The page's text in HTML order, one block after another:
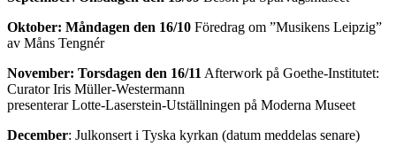
Oktober: Måndagen den 16/10 Föredrag om ”Musikens Leipzig”
av Måns Tengnér
November: Torsdagen den 16/11 Afterwork på Goethe-Institutet:
Curator Iris Müller-Westermann
presenterar Lotte-Laserstein-Utställningen på Moderna Museet
December: Julkonsert i Tyska kyrkan (datum meddelas senare)